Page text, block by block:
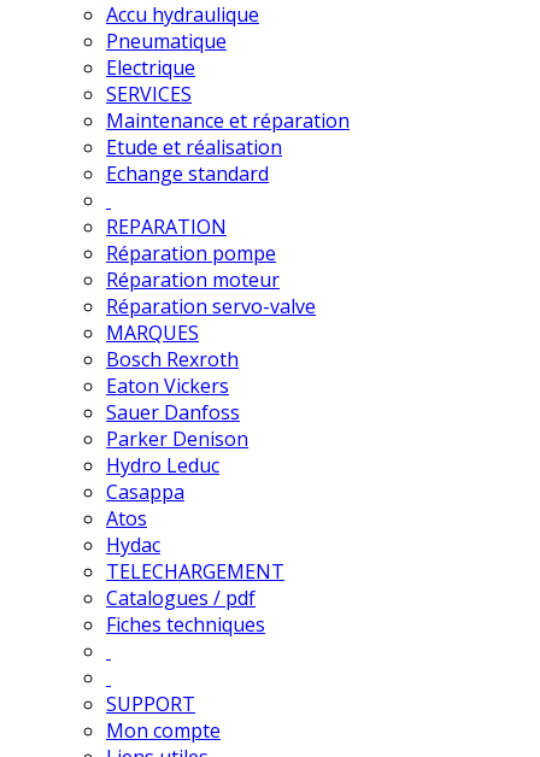
Accu hydraulique
Pneumatique
Electrique
SERVICES
Maintenance et réparation
Etude et réalisation
Echange standard
REPARATION
Réparation pompe
Réparation moteur
Réparation servo-valve
MARQUES
Bosch Rexroth
Eaton Vickers
Sauer Danfoss
Parker Denison
Hydro Leduc
Casappa
Atos
Hydac
TELECHARGEMENT
Catalogues / pdf
Fiches techniques
SUPPORT
Mon compte